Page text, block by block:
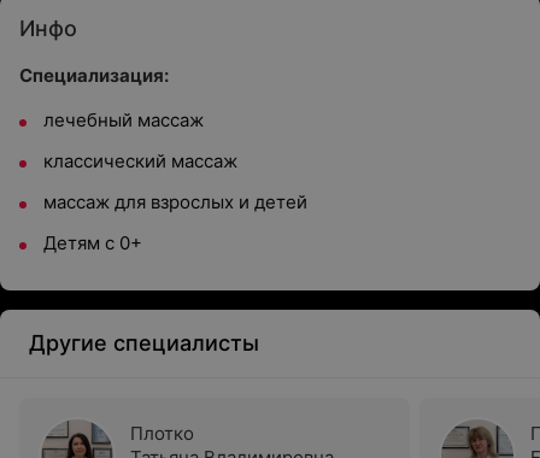
Инфо
Специализация:
лечебный массаж
классический массаж
массаж для взрослых и детей
Детям с 0+
Другие специалисты
Плотко